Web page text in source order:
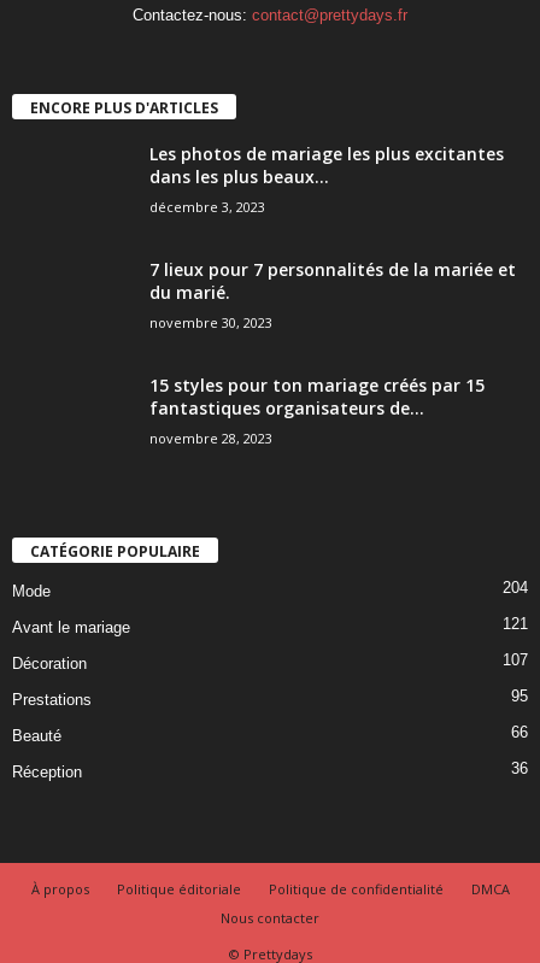
Contactez-nous: contact@prettydays.fr
ENCORE PLUS D'ARTICLES
Les photos de mariage les plus excitantes
dans les plus beaux...
décembre 3, 2023
7 lieux pour 7 personnalités de la mariée et
du marié.
novembre 30, 2023
15 styles pour ton mariage créés par 15
fantastiques organisateurs de...
novembre 28, 2023
CATÉGORIE POPULAIRE
Mode 204
Avant le mariage 121
Décoration 107
Prestations 95
Beauté 66
Réception 36
À propos Politique éditoriale Politique de confidentialité
DMCA
Nous contacter
© Prettydays